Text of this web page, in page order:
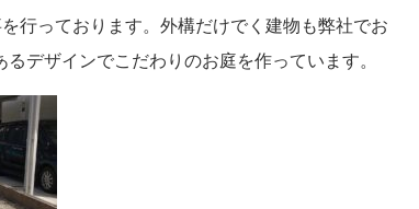
行っております。外構だけでく建物も弊社でお
デザインでこだわりのお庭を作っています。